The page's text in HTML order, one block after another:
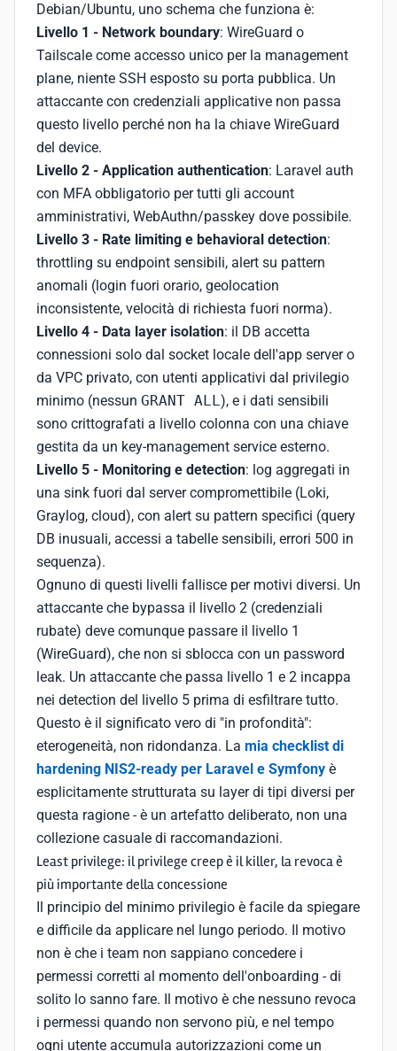
Debian/Ubuntu, uno schema che funziona è:
Livello 1 - Network boundary: WireGuard o
Tailscale come accesso unico per la management
plane, niente SSH esposto su porta pubblica. Un
attaccante con credenziali applicative non passa
questo livello perché non ha la chiave WireGuard
del device.
Livello 2 - Application authentication: Laravel auth
con MFA obbligatorio per tutti gli account
amministrativi, WebAuthn/passkey dove possibile.
Livello 3 - Rate limiting e behavioral detection:
throttling su endpoint sensibili, alert su pattern
anomali (login fuori orario, geolocation
inconsistente, velocità di richiesta fuori norma).
Livello 4 - Data layer isolation: il DB accetta
connessioni solo dal socket locale dell'app server o
da VPC privato, con utenti applicativi dal privilegio
minimo (nessun GRANT ALL), e i dati sensibili
sono crittografati a livello colonna con una chiave
gestita da un key-management service esterno.
Livello 5 - Monitoring e detection: log aggregati in
una sink fuori dal server compromettibile (Loki,
Graylog, cloud), con alert su pattern specifici (query
DB inusuali, accessi a tabelle sensibili, errori 500 in
sequenza).
Ognuno di questi livelli fallisce per motivi diversi. Un
attaccante che bypassa il livello 2 (credenziali
rubate) deve comunque passare il livello 1
(WireGuard), che non si sblocca con un password
leak. Un attaccante che passa livello 1 e 2 incappa
nei detection del livello 5 prima di esfiltrare tutto.
Questo è il significato vero di "in profondità":
eterogeneità, non ridondanza. La mia checklist di
hardening NIS2-ready per Laravel e Symfony è
esplicitamente strutturata su layer di tipi diversi per
questa ragione - è un artefatto deliberato, non una
collezione casuale di raccomandazioni.
Least privilege: il privilege creep è il killer, la revoca è
più importante della concessione
Il principio del minimo privilegio è facile da spiegare
e difficile da applicare nel lungo periodo. Il motivo
non è che i team non sappiano concedere i
permessi corretti al momento dell'onboarding - di
solito lo sanno fare. Il motivo è che nessuno revoca
i permessi quando non servono più, e nel tempo
ogni utente accumula autorizzazioni come un